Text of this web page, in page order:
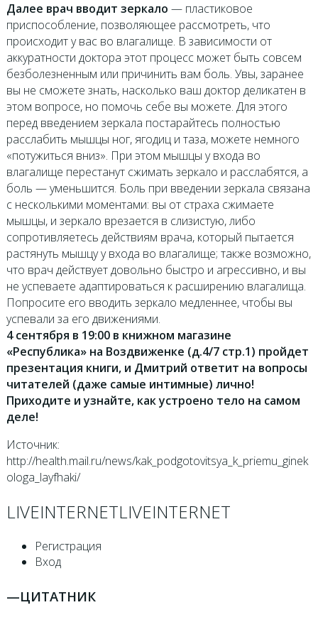
Далее врач вводит зеркало — пластиковое
приспособление, позволяющее рассмотреть, что
происходит у вас во влагалище. В зависимости от
аккуратности доктора этот процесс может быть совсем
безболезненным или причинить вам боль. Увы, заранее
вы не сможете знать, насколько ваш доктор деликатен в
этом вопросе, но помочь себе вы можете. Для этого
перед введением зеркала постарайтесь полностью
расслабить мышцы ног, ягодиц и таза, можете немного
«потужиться вниз». При этом мышцы у входа во
влагалище перестанут сжимать зеркало и расслабятся, а
боль — уменьшится. Боль при введении зеркала связана
с несколькими моментами: вы от страха сжимаете
мышцы, и зеркало вре­зается в слизистую, либо
сопротивляетесь действиям врача, который пытается
растянуть мышцу у входа во вла­галище; также возможно,
что врач действует довольно быстро и агрессивно, и вы
не успеваете адаптироваться к расширению влагалища.
Попросите его вводить зеркало медленнее, чтобы вы
успевали за его движениями.
4 сентября в 19:00 в книжном магазине
«Республика» на Воздвиженке (д.4/7 стр.1) пройдет
презентация книги, и Дмитрий ответит на вопросы
читателей (даже самые интимные) лично!
Приходите и узнайте, как устроено тело на самом
деле!
Источник:
http://health.mail.ru/news/kak_podgotovitsya_k_priemu_ginek
ologa_layfhaki/
LIVEINTERNETLIVEINTERNET
Регистрация
Вход
—ЦИТАТНИК